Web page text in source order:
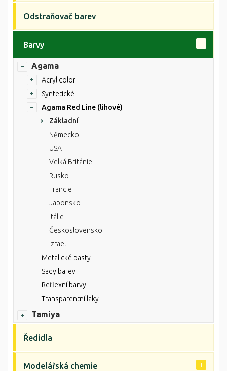
Odstraňovač barev
Barvy
Agama
Acryl color
Syntetické
Agama Red Line (lihové)
Základní
Německo
USA
Velká Británie
Rusko
Francie
Japonsko
Itálie
Československo
Izrael
Metalické pasty
Sady barev
Reflexní barvy
Transparentní laky
Tamiya
Ředidla
Modelářská chemie